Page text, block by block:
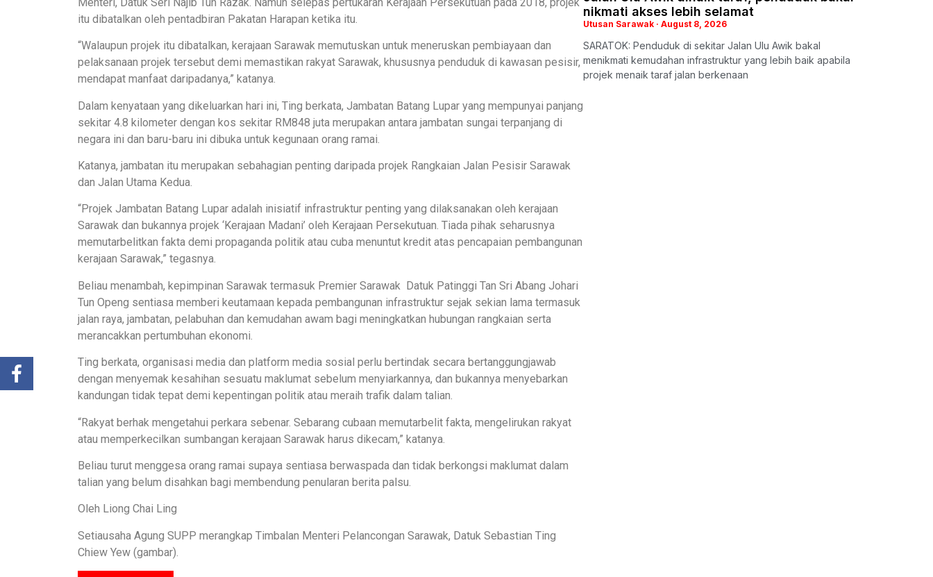
itu dibatalkan oleh pentadbiran Pakatan Harapan ketika itu.
“Walaupun projek itu dibatalkan, kerajaan Sarawak memutuskan untuk meneruskan pembiayaan dan
pelaksanaan projek tersebut demi memastikan rakyat Sarawak, khususnya penduduk di kawasan pesisir,
mendapat manfaat daripadanya,” katanya.
Dalam kenyataan yang dikeluarkan hari ini, Ting berkata, Jambatan Batang Lupar yang mempunyai panjang
sekitar 4.8 kilometer dengan kos sekitar RM848 juta merupakan antara jambatan sungai terpanjang di
negara ini dan baru-baru ini dibuka untuk kegunaan orang ramai.
Katanya, jambatan itu merupakan sebahagian penting daripada projek Rangkaian Jalan Pesisir Sarawak
dan Jalan Utama Kedua.
“Projek Jambatan Batang Lupar adalah inisiatif infrastruktur penting yang dilaksanakan oleh kerajaan
Sarawak dan bukannya projek ‘Kerajaan Madani’ oleh Kerajaan Persekutuan. Tiada pihak seharusnya
memutarbelitkan fakta demi propaganda politik atau cuba menuntut kredit atas pencapaian pembangunan
kerajaan Sarawak,” tegasnya.
Beliau menambah, kepimpinan Sarawak termasuk Premier Sarawak Datuk Patinggi Tan Sri Abang Johari
Tun Openg sentiasa memberi keutamaan kepada pembangunan infrastruktur sejak sekian lama termasuk
jalan raya, jambatan, pelabuhan dan kemudahan awam bagi meningkatkan hubungan rangkaian serta
merancakkan pertumbuhan ekonomi.
Ting berkata, organisasi media dan platform media sosial perlu bertindak secara bertanggungjawab
dengan menyemak kesahihan sesuatu maklumat sebelum menyiarkannya, dan bukannya menyebarkan
kandungan tidak tepat demi kepentingan politik atau meraih trafik dalam talian.
“Rakyat berhak mengetahui perkara sebenar. Sebarang cubaan memutarbelit fakta, mengelirukan rakyat
atau memperkecilkan sumbangan kerajaan Sarawak harus dikecam,” katanya.
Beliau turut menggesa orang ramai supaya sentiasa berwaspada dan tidak berkongsi maklumat dalam
talian yang belum disahkan bagi membendung penularan berita palsu.
Oleh Liong Chai Ling
Setiausaha Agung SUPP merangkap Timbalan Menteri Pelancongan Sarawak, Datuk Sebastian Ting
Chiew Yew (gambar).
nikmati akses lebih selamat
Utusan Sarawak August 8, 2026
SARATOK: Penduduk di sekitar Jalan Ulu Awik bakal
menikmati kemudahan infrastruktur yang lebih baik apabila
projek menaik taraf jalan berkenaan